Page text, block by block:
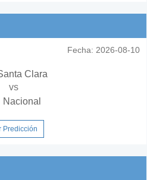
Fecha: 2026-08-10
Clara
vs
Nacional
Predicción